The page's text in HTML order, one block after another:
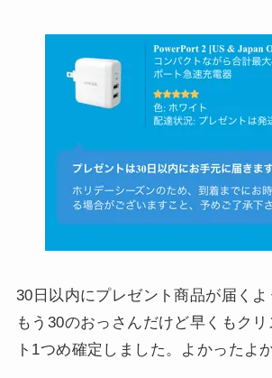
30日以内にプレゼント商品が届くよ
もう30のおっさんだけど早くもク
ト1つめ確定しました。よかったよ